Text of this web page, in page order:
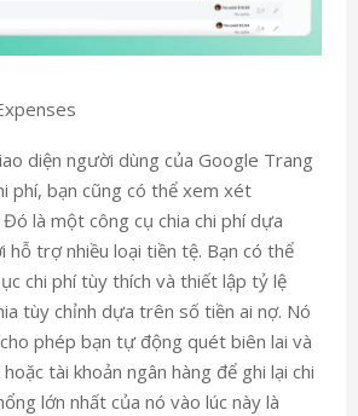
diện người dùng của Google Trang
phí, bạn cũng có thể xem xét
là một công cụ chia chi phí dựa
trợ nhiều loại tiền tệ. Bạn có thể
chi phí tùy thích và thiết lập tỷ lệ
tùy chỉnh dựa trên số tiền ai nợ. Nó
phép bạn tự động quét biên lai và
tài khoản ngân hàng để ghi lại chi
lớn nhất của nó vào lúc này là